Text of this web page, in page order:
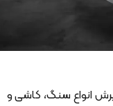
برش انواع سنگ، کاشی و